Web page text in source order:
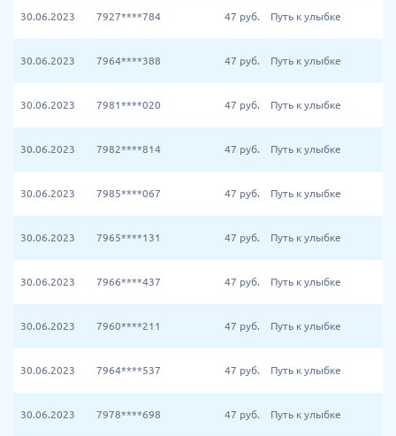
30.06.2023 7927****784 47 руб. Путь к улыбке
30.06.2023 7964****388 47 руб. Путь к улыбке
30.06.2023 7981****020 47 руб. Путь к улыбке
30.06.2023 7982****814 47 руб. Путь к улыбке
30.06.2023 7985****067 47 руб. Путь к улыбке
30.06.2023 7965****131 47 руб. Путь к улыбке
30.06.2023 7966****437 47 руб. Путь к улыбке
30.06.2023 7960****211 47 руб. Путь к улыбке
30.06.2023 7964****537 47 руб. Путь к улыбке
30.06.2023 7978****698 47 руб. Путь к улыбке